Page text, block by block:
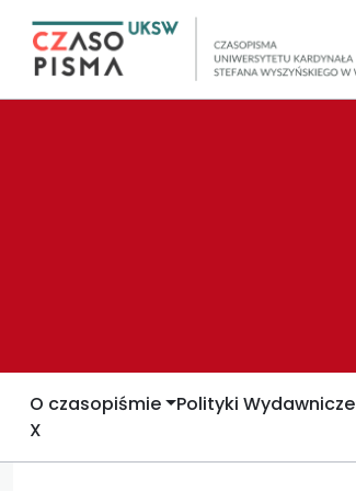
O czasopiśmie Polityki Wydawnicze
X